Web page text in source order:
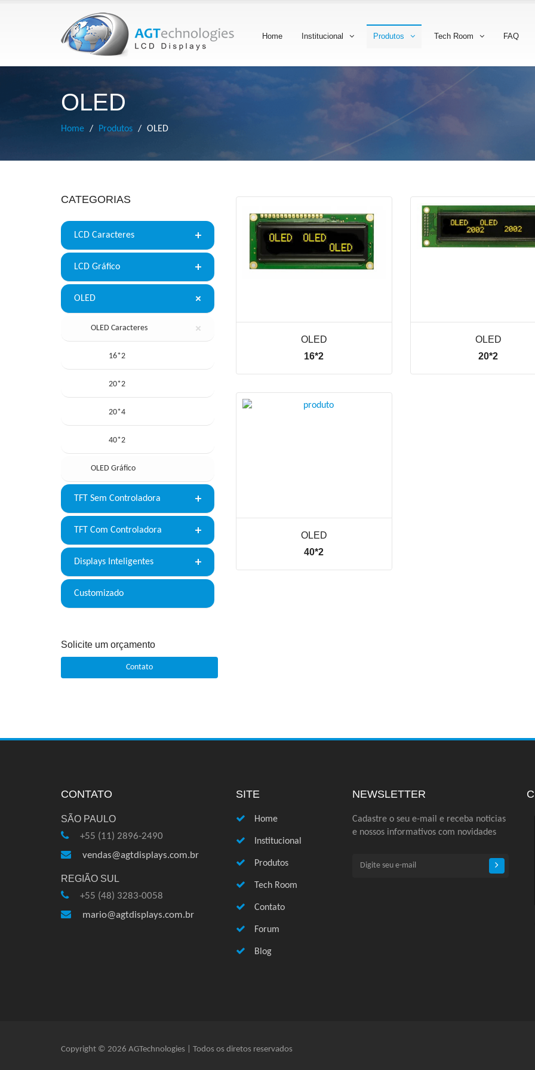
Home Institucional Produtos Tech Room FAQ
OLED
Home Produtos OLED
OLED
16*2
OLED
20*2
OLED
40*2
CATEGORIAS
LCD Caracteres
LCD Gráfico
OLED
OLED Caracteres
16*2
20*2
20*4
40*2
OLED Gráfico
TFT Sem Controladora
TFT Com Controladora
Displays Inteligentes
Customizado
Solicite um orçamento
Contato
CONTATO
SÃO PAULO
+55 (11) 2896-2490
vendas@agtdisplays.com.br
REGIÃO SUL
+55 (48) 3283-0058
mario@agtdisplays.com.br
SITE
Home
Institucional
Produtos
Tech Room
Contato
Forum
Blog
NEWSLETTER
Cadastre o seu e-mail e receba noticias
e nossos informativos com novidades
Copyright © 2026 AGTechnologies | Todos os diretos reservados